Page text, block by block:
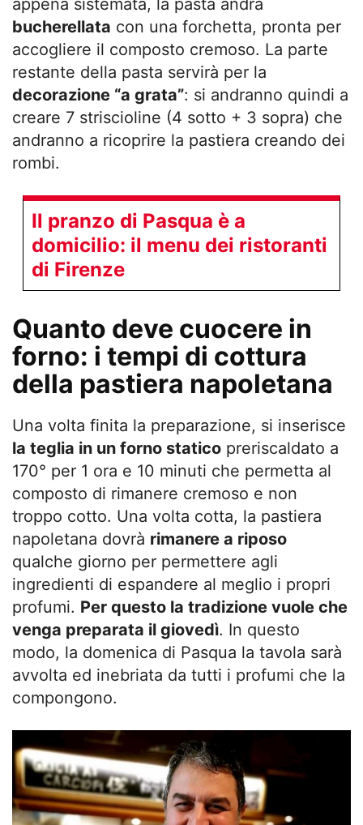
appena sistemata, la pasta andrà
bucherellata con una forchetta, pronta per
accogliere il composto cremoso. La parte
restante della pasta servirà per la
decorazione “a grata”: si andranno quindi a
creare 7 striscioline (4 sotto + 3 sopra) che
andranno a ricoprire la pastiera creando dei
rombi.
Il pranzo di Pasqua è a
domicilio: il menu dei ristoranti
di Firenze
Quanto deve cuocere in
forno: i tempi di cottura
della pastiera napoletana
Una volta finita la preparazione, si inserisce
la teglia in un forno statico preriscaldato a
170° per 1 ora e 10 minuti che permetta al
composto di rimanere cremoso e non
troppo cotto. Una volta cotta, la pastiera
napoletana dovrà rimanere a riposo
qualche giorno per permettere agli
ingredienti di espandere al meglio i propri
profumi. Per questo la tradizione vuole che
venga preparata il giovedì. In questo
modo, la domenica di Pasqua la tavola sarà
avvolta ed inebriata da tutti i profumi che la
compongono.